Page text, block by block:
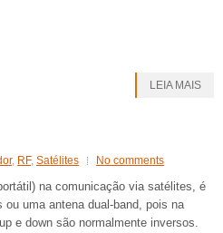
LEIA MAIS
, RF, Satélites No comments
na comunicação via satélites, é
uma antena dual-band, pois na
e down são normalmente inversos.